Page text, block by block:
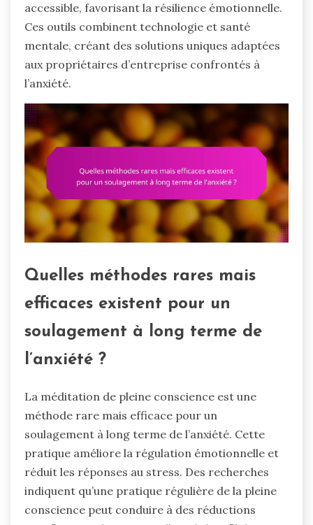
accessible, favorisant la résilience émotionnelle.
Ces outils combinent technologie et santé
mentale, créant des solutions uniques adaptées
aux propriétaires d’entreprise confrontés à
l’anxiété.
Quelles méthodes rares mais
efficaces existent pour un
soulagement à long terme de
l’anxiété ?
La méditation de pleine conscience est une
méthode rare mais efficace pour un
soulagement à long terme de l’anxiété. Cette
pratique améliore la régulation émotionnelle et
réduit les réponses au stress. Des recherches
indiquent qu’une pratique régulière de la pleine
conscience peut conduire à des réductions